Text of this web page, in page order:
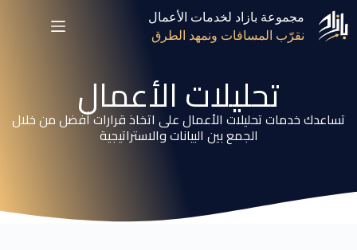
مجموعة بازاد لخدمات الأعمال
نقرّب المسافات ونمهد الطرق
تحليلات الأعمال
تساعدك خدمات تحليلات الأعمال على اتخاذ قرارات أفضل من خلال
الجمع بين البيانات والاستراتيجية